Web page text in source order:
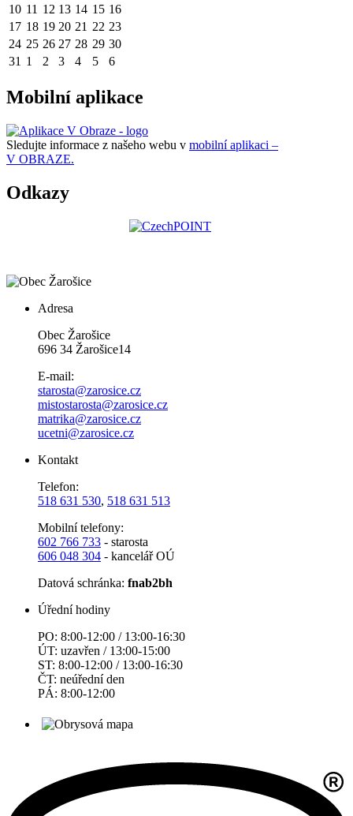
10 11 12 13 14 15 16
17 18 19 20 21 22 23
24 25 26 27 28 29 30
31 1 2 3 4 5 6
Mobilní aplikace
Sledujte informace z našeho webu v mobilní aplikaci –
V OBRAZE.
Odkazy
Adresa
Obec Žarošice
696 34 Žarošice14
E-mail:
starosta@zarosice.cz
mistostarosta@zarosice.cz
matrika@zarosice.cz
ucetni@zarosice.cz
Kontakt
Telefon:
518 631 530, 518 631 513
Mobilní telefony:
602 766 733 - starosta
606 048 304 - kancelář OÚ
Datová schránka: fnab2bh
Úřední hodiny
PO: 8:00-12:00 / 13:00-16:30
ÚT: uzavřen / 13:00-15:00
ST: 8:00-12:00 / 13:00-16:30
ČT: neúřední den
PÁ: 8:00-12:00